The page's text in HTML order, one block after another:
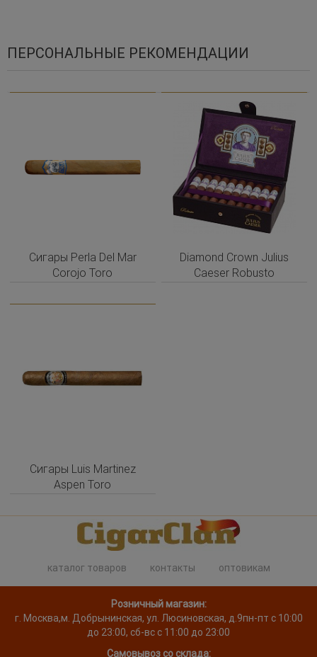
ПЕРСОНАЛЬНЫЕ РЕКОМЕНДАЦИИ
Сигары Perla Del Mar
Corojo Toro
Diamond Crown Julius
Caeser Robusto
Сигары Luis Martinez
Aspen Toro
каталог товаров контакты оптовикам
Розничный магазин:
г. Москва,м. Добрынинская, ул. Люсиновская, д.9пн-пт с 10:00
до 23:00, сб-вс с 11:00 до 23:00
Самовывоз со склада: